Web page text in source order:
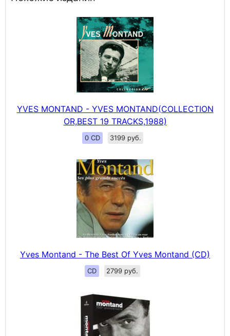
YVES MONTAND - YVES MONTAND(COLLECTION
OR,BEST 19 TRACKS,1988)
0 CD 3199 руб.
Yves Montand - The Best Of Yves Montand (CD)
CD 2799 руб.